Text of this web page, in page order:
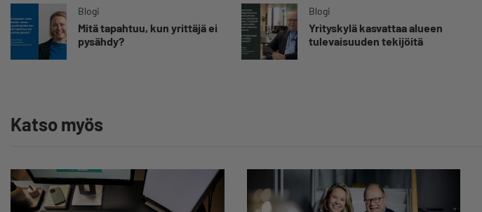
Blogi
Mitä tapahtuu, kun yrittäjä ei
pysähdy?
Blogi
Yrityskylä kasvattaa alueen
tulevaisuuden tekijöitä
Katso myös